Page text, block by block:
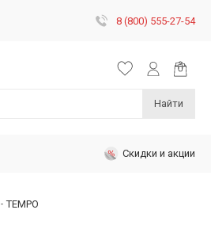
8 (800) 555-27-54
Найти
Скидки и акции
TEMPO